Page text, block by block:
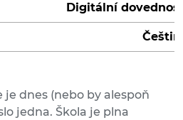
Digitální
je dnes (nebo by alespoň
jedna. Škola je plna